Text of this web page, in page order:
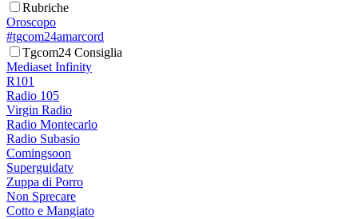
Rubriche
Oroscopo
#tgcom24amarcord
Tgcom24 Consiglia
Mediaset Infinity
R101
Radio 105
Virgin Radio
Radio Montecarlo
Radio Subasio
Comingsoon
Superguidatv
Zuppa di Porro
Non Sprecare
Cotto e Mangiato